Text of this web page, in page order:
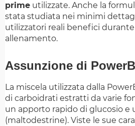
prime utilizzate. Anche la
stata studiata nei minimi
utilizzatori reali benefici durante
allenamento.
Assunzione di
La miscela utilizzata dalla
di carboidrati estratti da varie
un apporto rapido di glucosio e
(maltodestrine). Viste le sue